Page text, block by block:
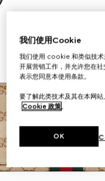
我们使用Cookie
我们使用 cookie 和类似技术
开展营销工作，并允许您在
表示您同意本使用条款。
要了解此类技术及其在本网
Cookie 政策。
OK